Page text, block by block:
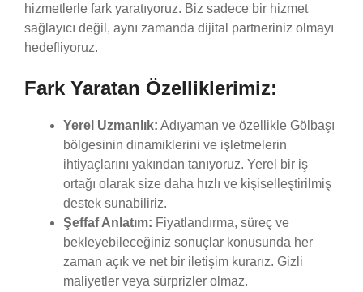
hizmetlerle fark yaratıyoruz. Biz sadece bir hizmet
sağlayıcı değil, aynı zamanda dijital partneriniz olmayı
hedefliyoruz.
Fark Yaratan Özelliklerimiz:
Yerel Uzmanlık: Adıyaman ve özellikle Gölbaşı
bölgesinin dinamiklerini ve işletmelerin
ihtiyaçlarını yakından tanıyoruz. Yerel bir iş
ortağı olarak size daha hızlı ve kişiselleştirilmiş
destek sunabiliriz.
Şeffaf Anlatım: Fiyatlandırma, süreç ve
bekleyebileceğiniz sonuçlar konusunda her
zaman açık ve net bir iletişim kurarız. Gizli
maliyetler veya sürprizler olmaz.